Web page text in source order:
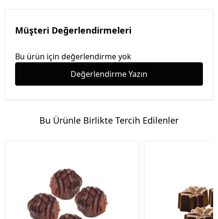
Müşteri Değerlendirmeleri
Bu ürün için değerlendirme yok
Değerlendirme Yazın
Bu Ürünle Birlikte Tercih Edilenler